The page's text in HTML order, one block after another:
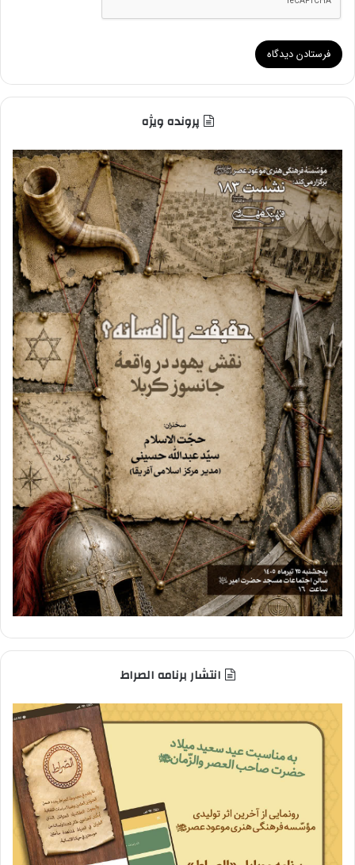
پرونده ویژه
انتشار برنامه الصراط